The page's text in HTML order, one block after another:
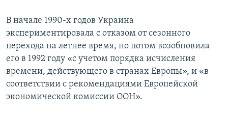
В начале 1990-х годов Украина
экспериментировала с отказом от сезонного
перехода на летнее время, но потом возобновила
его в 1992 году «с учетом порядка исчисления
времени, действующего в странах Европы», и «в
соответствии с рекомендациями Европейской
экономической комиссии ООН».